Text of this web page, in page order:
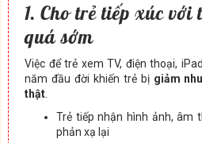
1. Cho trẻ tiếp xúc
quá sớm
Việc để trẻ xem TV, điện thoại,
năm đầu đời khiến trẻ bị giảm
thật
Trẻ tiếp nhận hình ảnh,
phản xạ lại